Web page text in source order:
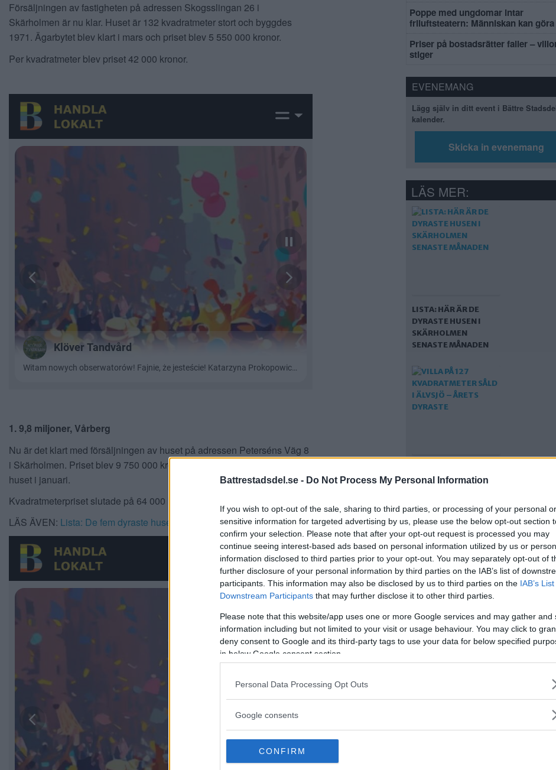
Battrestadsdel.se - Do Not Process My Personal Information
If you wish to opt-out of the sale, sharing to third parties, or processing of your personal or
sensitive information for targeted advertising by us, please use the below opt-out section
confirm your selection. Please note that after your opt-out request is processed you may
continue seeing interest-based ads based on personal information utilized by us or
information disclosed to third parties prior to your opt-out. You may separately opt-out of
further disclosure of your personal information by third parties on the IAB’s list of
participants. This information may also be disclosed by us to third parties on the IAB’s
Downstream Participants that may further disclose it to other third parties.
Please note that this website/app uses one or more Google services and may gather and
information including but not limited to your visit or usage behaviour. You may click to
deny consent to Google and its third-party tags to use your data for below specified
in below Google consent section.
Personal Data Processing Opt Outs
Google consents
CONFIRM
Försäljningen av fastigheten på adressen Skogsslingan 26 i
Skärholmen är nu klar. Huset är 132 kvadratmeter stort och byggdes
1971. Ägarbytet blev klart i mars och priset blev 5 550 000 kronor.
Per kvadratmeter blev priset 42 000 kronor.
1. 9,8 miljoner, Vårberg
Nu är det klart med försäljningen av huset på adressen Peterséns Väg 8
i Skärholmen. Priset blev 9 750 000 kronor och de nya ägarna tog över
huset i januari.
Kvadratmeterpriset slutade på 64 000 kronor.
LÄS ÄVEN: Lista: De fem dyraste husen i Skärholmen senaste månaden
Poppe med ungdomar intar
friluftsteatern: Människan kan
Priser på bostadsrätter faller –
stiger
EVENEMANG
Lägg själv in ditt event i Bättre
kalender.
Skicka in evenemang
LÄS MER:
LISTA: HÄR ÄR DE
DYRASTE HUSEN I
SKÄRHOLMEN
SENASTE MÅNADEN
KVADRATMETER SÅLD
DYRASTE
LISTA: DE FEM
DYRASTE HUSEN I
MÅNADEN